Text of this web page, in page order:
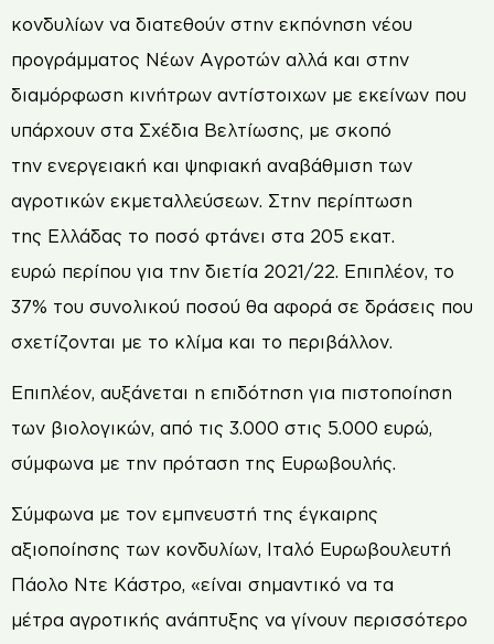
κονδυλίων να διατεθούν στην εκπόνηση νέου
προγράμματος Νέων Αγροτών αλλά και στην
διαμόρφωση κινήτρων αντίστοιχων με εκείνων που
υπάρχουν στα Σχέδια Βελτίωσης, με σκοπό
την ενεργειακή και ψηφιακή αναβάθμιση των
αγροτικών εκμεταλλεύσεων. Στην περίπτωση
της Ελλάδας το ποσό φτάνει στα 205 εκατ.
ευρώ περίπου για την διετία 2021/22. Επιπλέον, το
37% του συνολικού ποσού θα αφορά σε δράσεις που
σχετίζονται με το κλίμα και το περιβάλλον.
Επιπλέον, αυξάνεται η επιδότηση για πιστοποίηση
των βιολογικών, από τις 3.000 στις 5.000 ευρώ,
σύμφωνα με την πρόταση της Ευρωβουλής.
Σύμφωνα με τον εμπνευστή της έγκαιρης
αξιοποίησης των κονδυλίων, Ιταλό Ευρωβουλευτή
Πάολο Ντε Κάστρο, «είναι σημαντικό να τα
μέτρα αγροτικής ανάπτυξης να γίνουν περισσότερο